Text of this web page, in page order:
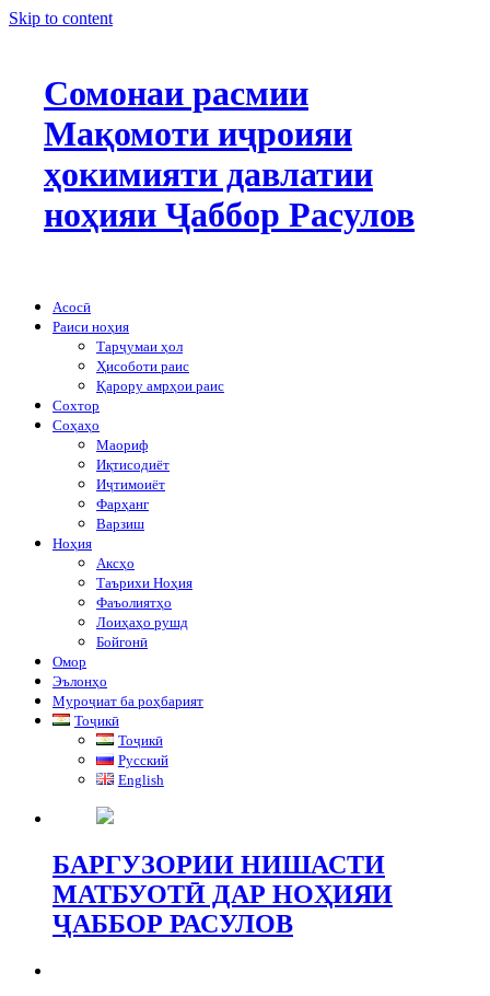
Skip to content
Сомонаи расмии
Мақомоти иҷроияи
ҳокимияти давлатии
ноҳияи Ҷаббор Расулов
Асосӣ
Раиси ноҳия
Тарҷумаи ҳол
Ҳисоботи раис
Қарору амрҳои раис
Сохтор
Соҳаҳо
Маориф
Иқтисодиёт
Иҷтимоиёт
Фарҳанг
Варзиш
Ноҳия
Аксҳо
Таърихи Ноҳия
Фаъолиятҳо
Лоиҳаҳо рушд
Бойгонӣ
Омор
Эълонҳо
Муроҷиат ба роҳбарият
Тоҷикӣ
Тоҷикӣ
Русский
English
БАРГУЗОРИИ НИШАСТИ
МАТБУОТӢ ДАР НОҲИЯИ
ҶАББОР РАСУЛОВ